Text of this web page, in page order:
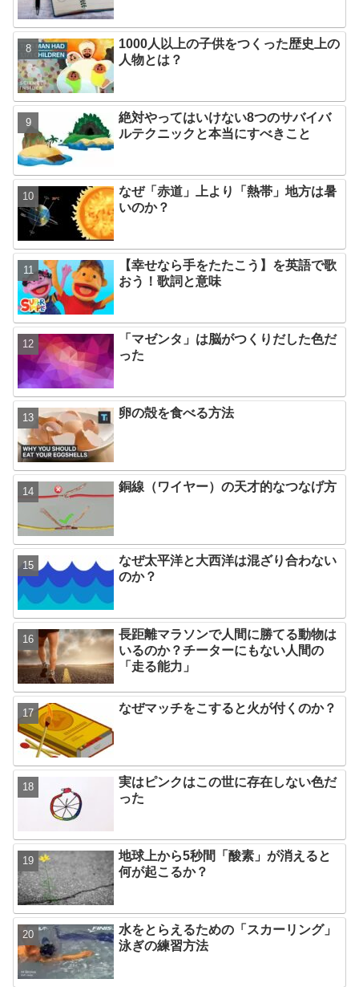
1000人以上の子供をつくった歴史上の
人物とは？
絶対やってはいけない8つのサバイバ
ルテクニックと本当にすべきこと
なぜ「赤道」上より「熱帯」地方は暑
いのか？
【幸せなら手をたたこう】を英語で歌
おう！歌詞と意味
「マゼンタ」は脳がつくりだした色だ
った
卵の殻を食べる方法
銅線（ワイヤー）の天才的なつなげ方
なぜ太平洋と大西洋は混ざり合わない
のか？
長距離マラソンで人間に勝てる動物は
いるのか？チーターにもない人間の
「走る能力」
なぜマッチをこすると火が付くのか？
実はピンクはこの世に存在しない色だ
った
地球上から5秒間「酸素」が消えると
何が起こるか？
水をとらえるための「スカーリング」
泳ぎの練習方法